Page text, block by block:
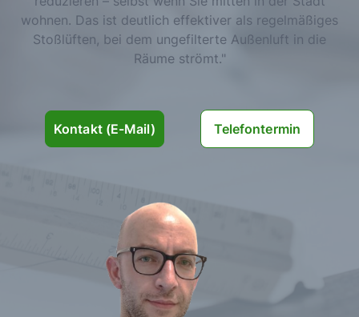
wohnen. Das ist deutlich effektiver als regelmäßiges
Stoßlüften, bei dem ungefilterte Außenluft in die
Räume strömt."
Kontakt (E-Mail) Telefontermin